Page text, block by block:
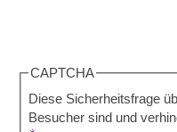
CAPTCHA
Diese Sicherheitsfrage
Besucher sind und